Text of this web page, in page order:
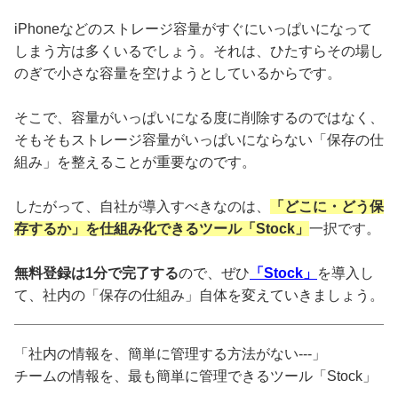
iPhoneなどのストレージ容量がすぐにいっぱいになって
しまう方は多くいるでしょう。それは、ひたすらその場し
のぎで小さな容量を空けようとしているからです。
そこで、容量がいっぱいになる度に削除するのではなく、
そもそもストレージ容量がいっぱいにならない「保存の仕
組み」を整えることが重要なのです。
したがって、自社が導入すべきなのは、
「どこに・どう保
存するか」を仕組み化できるツール「Stock」 一択です。
無料登録は1分で完了するので、ぜひ 「Stock」 を導入し
て、社内の「保存の仕組み」自体を変えていきましょう。
「社内の情報を、簡単に管理する方法がない---」
チームの情報を、最も簡単に管理できるツール「Stock」